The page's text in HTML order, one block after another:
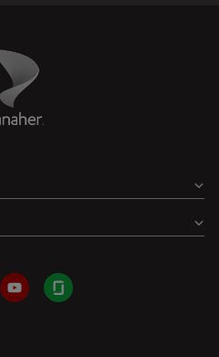
Logo
YouTubeGlassdoor